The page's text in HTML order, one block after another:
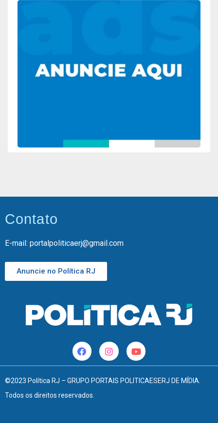
Contato
E-mail: portalpoliticaerj@gmail.com
Anuncie no Política RJ
©2023 Política RJ – GRUPO PORTAIS POLITICAESERJ DE MÍDIA.
Todos os direitos reservados.